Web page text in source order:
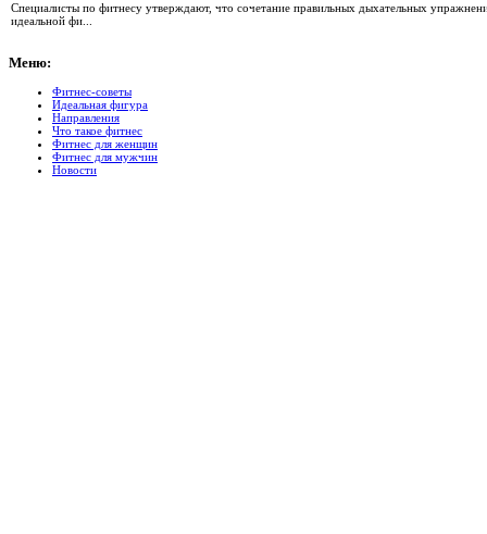
Специалисты по фитнесу утверждают, что сочетание правильных дыхательных
идеальной фи...
Меню:
Фитнес-советы
Идеальная фигура
Направления
Что такое фитнес
Фитнес для женщин
Фитнес для мужчин
Новости